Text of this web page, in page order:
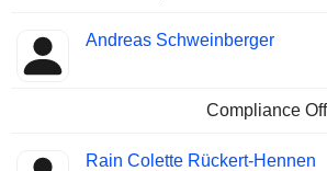
Andreas Schweinberger
Compliance
Rain Colette Rückert-Hennen